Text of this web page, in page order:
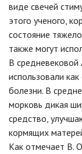
виде свечей
этого ученого,
состояние
также могут
В
использовали
болезни. В
морковь дикая
средство,
кормящих
Как отмечает В.